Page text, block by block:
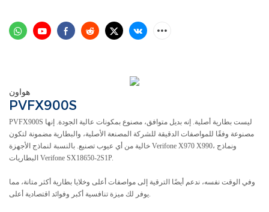
هواون
PVFX900S
PVFX900S ليست بطارية أصلية. إنه بديل متوافق، مصنوع بمكونات عالية الجودة. إنها
مصنوعة وفقًا للمواصفات الدقيقة للشركة المصنعة الأصلية، والبطارية مضمونة لتكون
خالية من أي عيوب تصنيع. بالنسبة لنماذج الأجهزة Verifone X970 X990، ونماذج
البطاريات Verifone SX18650-2S1P.
وفي الوقت نفسه، ندعم أيضًا الترقية إلى مواصفات أعلى وخلايا بطارية أكثر متانة، مما